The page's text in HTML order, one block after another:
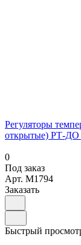
Регуляторы
открытые) РТ-ДО
0
Под заказ
Арт. M1794
Заказать
Быстрый